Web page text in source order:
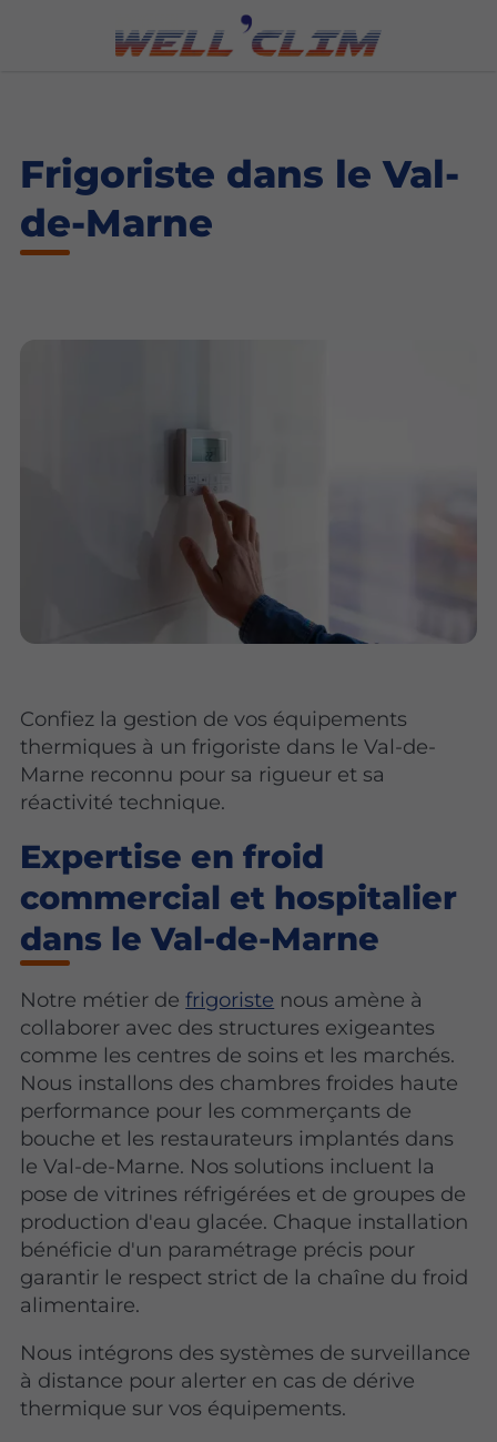
Frigoriste dans le Val-
de-Marne
Confiez la gestion de vos équipements
thermiques à un frigoriste dans le Val-de-
Marne reconnu pour sa rigueur et sa
réactivité technique.
Expertise en froid
commercial et hospitalier
dans le Val-de-Marne
Notre métier defrigoriste nous amène à
collaborer avec des structures exigeantes
comme les centres de soins et les marchés.
Nous installons des chambres froides haute
performance pour les commerçants de
bouche et les restaurateurs implantés dans
le Val-de-Marne. Nos solutions incluent la
pose de vitrines réfrigérées et de groupes de
production d'eau glacée. Chaque installation
bénéficie d'un paramétrage précis pour
garantir le respect strict de la chaîne du froid
alimentaire.
Nous intégrons des systèmes de surveillance
à distance pour alerter en cas de dérive
thermique sur vos équipements.